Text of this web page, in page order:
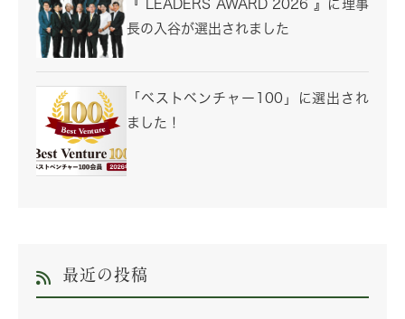
『 LEADERS AWARD 2026 』に理事
長の入谷が選出されました
「ベストベンチャー100」に選出され
ました！
最近の投稿